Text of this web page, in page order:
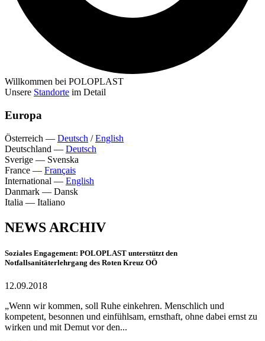
Willkommen bei POLOPLAST
Unsere Standorte im Detail
Europa
Österreich — Deutsch /English
Deutschland — Deutsch
Sverige — Svenska
France — Français
International — English
Danmark — Dansk
Italia — Italiano
NEWS ARCHIV
Soziales Engagement: POLOPLAST unterstützt den
Notfallsanitäterlehrgang des Roten Kreuz OÖ
12.09.2018
„Wenn wir kommen, soll Ruhe einkehren. Menschlich und
kompetent, besonnen und einfühlsam, ernsthaft, ohne dabei ernst zu
wirken und mit Demut vor den...